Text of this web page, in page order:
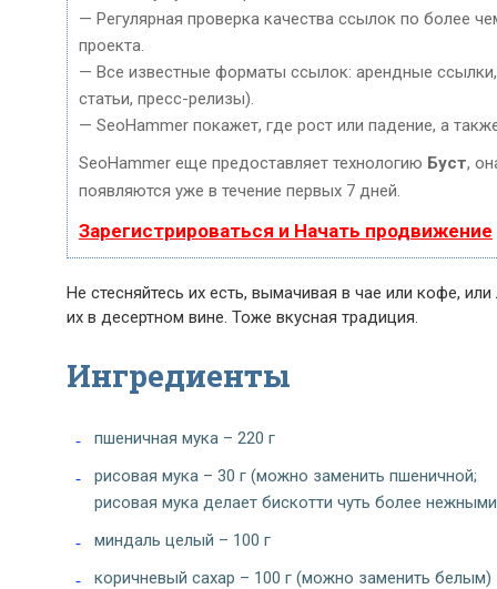
— Регулярная проверка качества ссылок по более
проекта.
— Все известные форматы ссылок: арендные
статьи, пресс-релизы).
— SeoHammer покажет, где рост или падение, а
SeoHammer еще предоставляет технологию Буст,
появляются уже в течение первых 7 дней.
Зарегистрироваться и Начать продвижение
Не стесняйтесь их есть, вымачивая в чае или кофе,
их в десертном вине. Тоже вкусная традиция.
Ингредиенты
пшеничная мука – 220 г
рисовая мука – 30 г (можно заменить пшеничной;
рисовая мука делает бискотти чуть более
миндаль целый – 100 г
коричневый сахар – 100 г (можно заменить белым)